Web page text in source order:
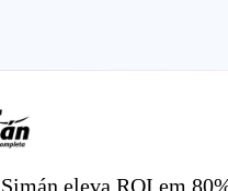
eleva ROI em